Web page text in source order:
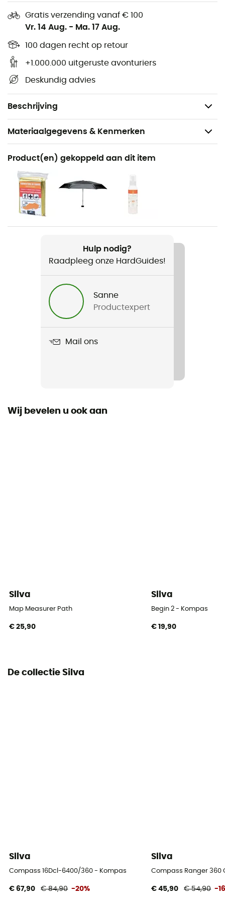
Gratis verzending vanaf € 100
Vr. 14 Aug. - Ma. 17 Aug.
100 dagen recht op retour
+1.000.000 uitgeruste avonturiers
Deskundig advies
Beschrijving
lokale magnetische declinatie
Vergrootglas
Metingen: 1: 25k, 1: 40k, 1: 50k, GPS-metingen /
Lanyard - 1:25, / 1:50, mm, inches
Hellingskaart
Magnetische evenaar, Magnetisch Zuiden,
Gewicht: 50 g
Materiaalgegevens & Kenmerken
Aanbevolen voor
Wandelen / Trekking / Reizen / Dagelijks Leven
Gewicht
Product
Product(en) gekoppeld aan dit item
Hulp nodig?
Raadpleeg onze HardGuides!
Sanne
Productexpert
Mail ons
Wij bevelen u ook aan
Silva
Map Measurer Path
€ 25,90
Silva
Begin 2 - Kompas
€ 19,90
De collectie Silva
Silva
Compass 16Dcl-6400/360 - Kompas
€ 67,90 € 84,90 -20%
Silva
Compass Ranger 360
€ 45,90 € 54,90 -